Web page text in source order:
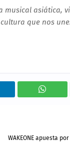
asiática,
que nos
WAKEONE apuesta